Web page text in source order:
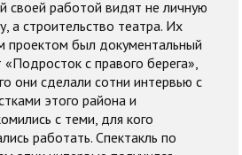
своей работой видят не личную
а строительство театра. Их
проектом был документальный
«Подросток с правого берега»,
они сделали сотни интервью с
этого района и
с теми, для кого
работать. Спектакль по